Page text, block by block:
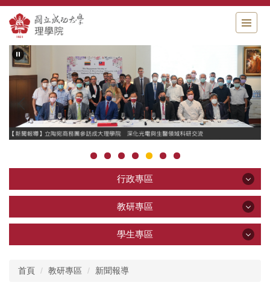
跳
到
主
要
內
行政專區
關於理學院
教研專區
教學研究
學生專區
首頁 教研專區 新聞報導